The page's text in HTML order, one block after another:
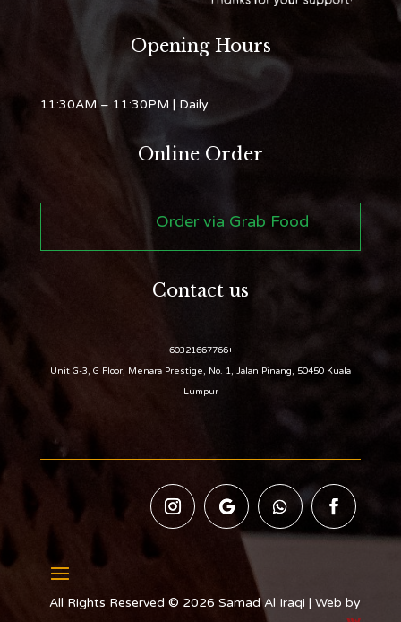
Opening Hours
11:30AM – 11:30PM | Daily
Online Order
Order via Grab Food
Contact us
+60321667766
Unit G-3, G Floor, Menara Prestige, No. 1, Jalan Pinang, 50450 Kuala
Lumpur
All Rights Reserved © 2026 Samad Al Iraqi | Web by